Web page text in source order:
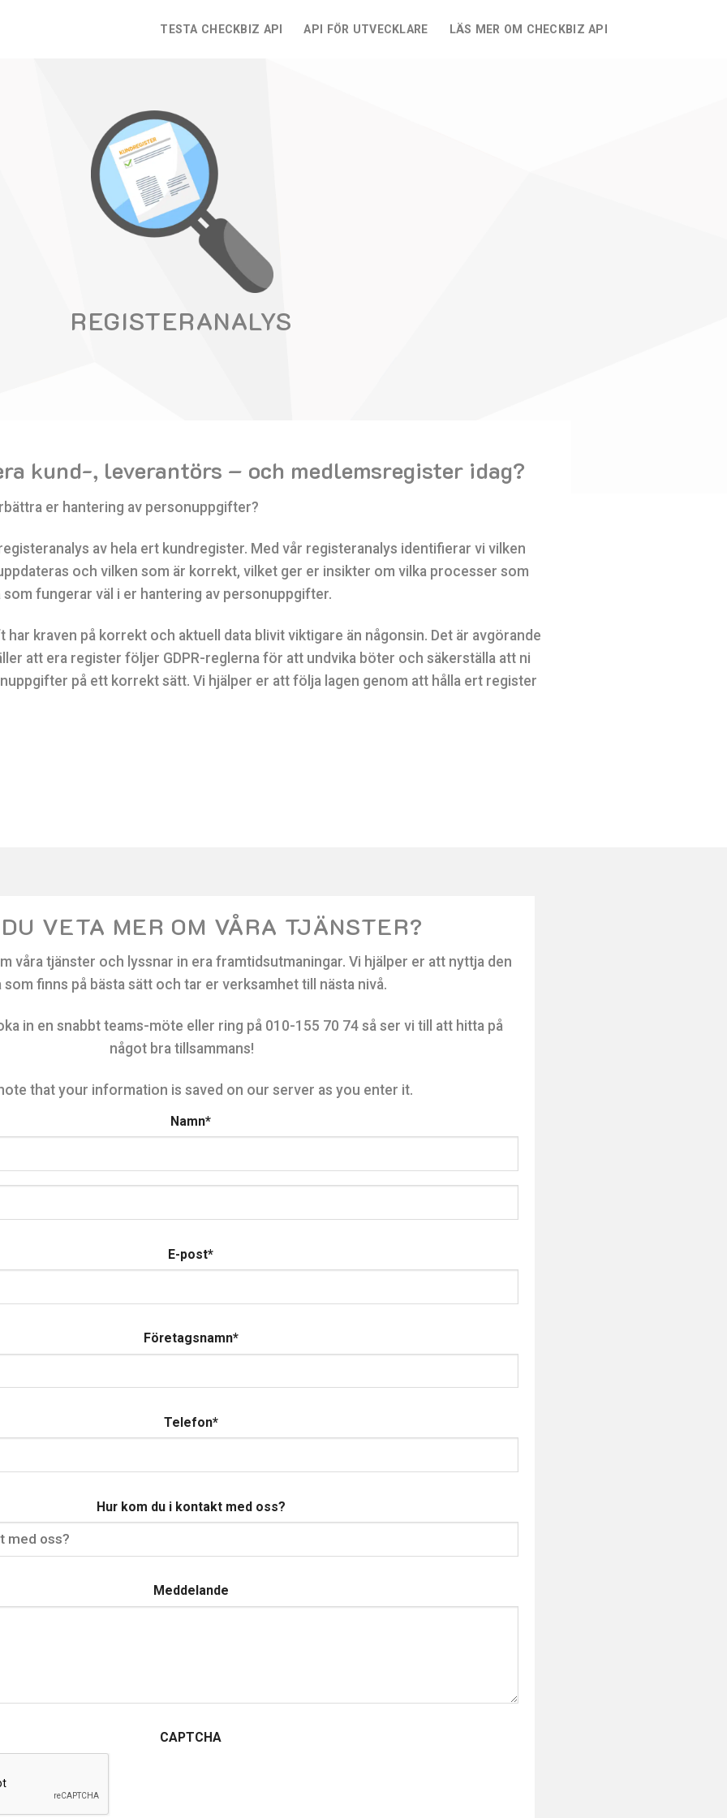
TESTA CHECKBIZ API API FÖR UTVECKLARE LÄS MER OM CHECKBIZ API
REGISTERANALYS
kund-, leverantörs – och medlemsregister idag?
er hantering av personuppgifter?
av hela ert kundregister. Med vår registeranalys identifierar vi vilken
och vilken som är korrekt, vilket ger er insikter om vilka processer som
fungerar väl i er hantering av personuppgifter.
har kraven på korrekt och aktuell data blivit viktigare än någonsin. Det är avgörande
att era register följer GDPR-reglerna för att undvika böter och säkerställa att ni
på ett korrekt sätt. Vi hjälper er att följa lagen genom att hålla ert register
VETA MER OM VÅRA TJÄNSTER?
våra tjänster och lyssnar in era framtidsutmaningar. Vi hjälper er att nyttja den
som finns på bästa sätt och tar er verksamhet till nästa nivå.
in en snabbt teams-möte eller ring på 010-155 70 74 så ser vi till att hitta på
något bra tillsammans!
that your information is saved on our server as you enter it.
Namn*
E-post*
Företagsnamn*
Telefon*
Hur kom du i kontakt med oss?
Meddelande
CAPTCHA